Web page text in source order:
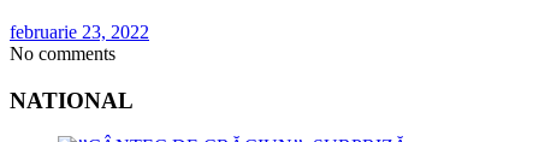
februarie 23, 2022
No comments
NATIONAL